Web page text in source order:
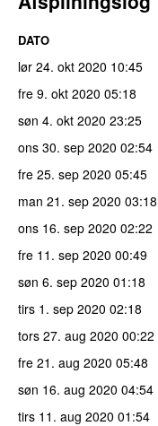
DATO
lør 24. okt 2020 10:45
fre 9. okt 2020 05:18
søn 4. okt 2020 23:25
ons 30. sep 2020 02:54
fre 25. sep 2020 05:45
man 21. sep 2020 03:18
ons 16. sep 2020 02:22
fre 11. sep 2020 00:49
søn 6. sep 2020 01:18
tirs 1. sep 2020 02:18
tors 27. aug 2020 00:22
fre 21. aug 2020 05:48
søn 16. aug 2020 04:54
tirs 11. aug 2020 01:54